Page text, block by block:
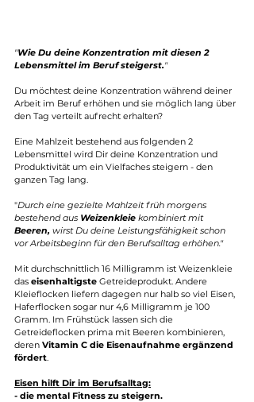
"Wie Du deine Konzentration mit diesen 2
Lebensmittel im Beruf steigerst."
Du möchtest deine Konzentration während deiner
Arbeit im Beruf erhöhen und sie möglich lang über
den Tag verteilt aufrecht erhalten?
Eine Mahlzeit bestehend aus folgenden 2
Lebensmittel wird Dir deine Konzentration und
Produktivität um ein Vielfaches steigern - den
ganzen Tag lang.
"Durch eine gezielte Mahlzeit früh morgens
bestehend aus Weizenkleie kombiniert mit
Beeren, wirst Du deine Leistungsfähigkeit schon
vor Arbeitsbeginn für den Berufsalltag erhöhen."
Mit durchschnittlich 16 Milligramm ist Weizenkleie
das eisenhaltigste Getreideprodukt. Andere
Kleieflocken liefern dagegen nur halb so viel Eisen,
Haferflocken sogar nur 4,6 Milligramm je 100
Gramm. Im Frühstück lassen sich die
Getreideflocken prima mit Beeren kombinieren,
deren Vitamin C die Eisenaufnahme ergänzend
fördert.
Eisen hilft Dir im Berufsalltag:
- die mental Fitness zu steigern.